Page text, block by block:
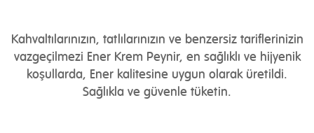
Kahvaltılarınızın, tatlılarınızın ve benzersiz tariflerinizin
vazgeçilmezi Ener Krem Peynir, en sağlıklı ve hijyenik
koşullarda, Ener kalitesine uygun olarak üretildi.
Sağlıkla ve güvenle tüketin.